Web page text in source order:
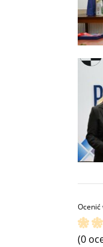
Ocenić
(0